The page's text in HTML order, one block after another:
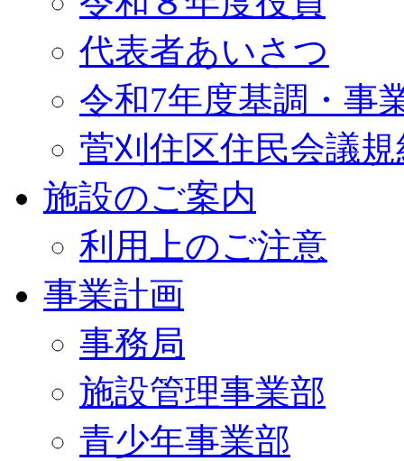
代表者あいさつ
令和7年度基調・事
菅刈住区住民会議規
施設のご案内
利用上のご注意
事業計画
事務局
施設管理事業部
青少年事業部